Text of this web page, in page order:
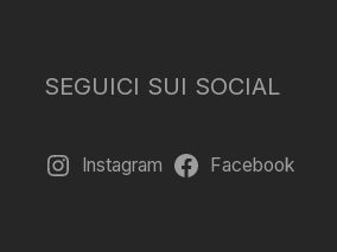
SEGUICI SUI SOCIAL
Instagram Facebook